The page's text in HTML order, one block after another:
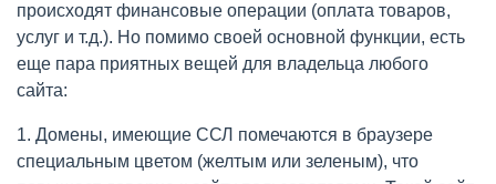
происходят финансовые операции (оплата товаров,
услуг и т.д.). Но помимо своей основной функции, есть
еще пара приятных вещей для владельца любого
сайта:
1. Домены, имеющие ССЛ помечаются в браузере
специальным цветом (желтым или зеленым), что